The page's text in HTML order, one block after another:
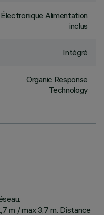
Électronique Alimentation
inclus
Intégré
Organic Response
Technology
m / max 3,7 m. Distance